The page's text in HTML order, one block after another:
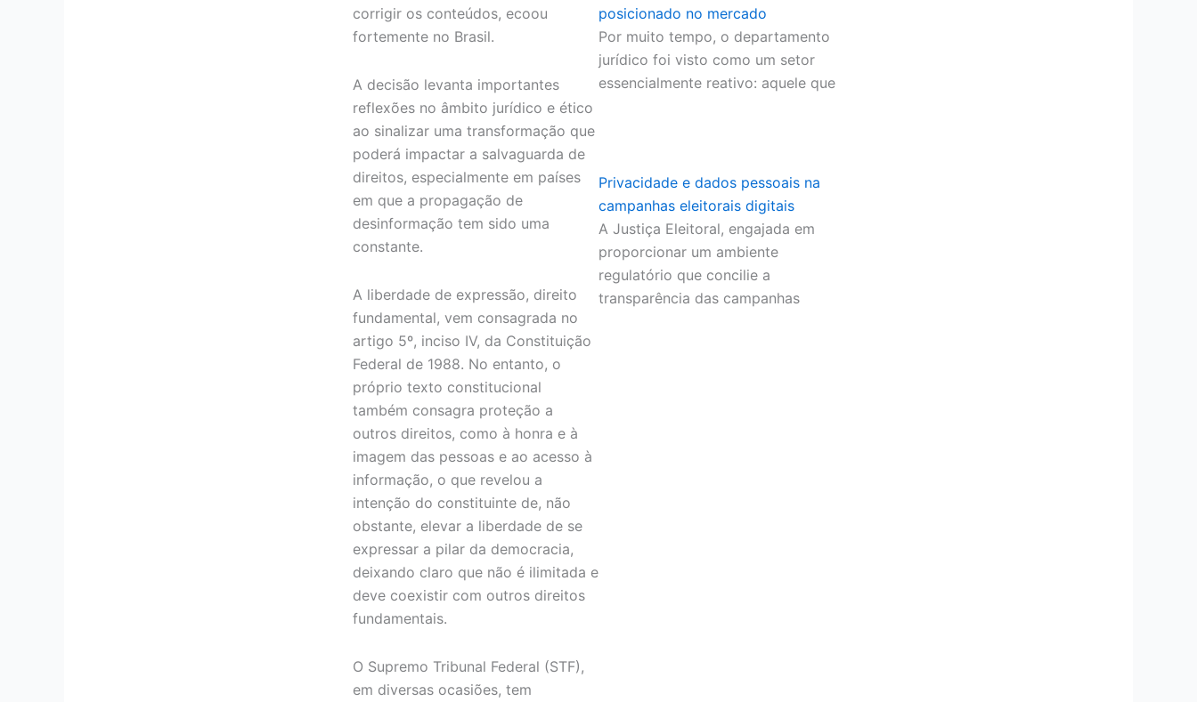
corrigir os conteúdos, ecoou
fortemente no Brasil.
A decisão levanta importantes
reflexões no âmbito jurídico e ético
ao sinalizar uma transformação que
poderá impactar a salvaguarda de
direitos, especialmente em países
em que a propagação de
desinformação tem sido uma
constante.
A liberdade de expressão, direito
fundamental, vem consagrada no
artigo 5º, inciso IV, da Constituição
Federal de 1988. No entanto, o
próprio texto constitucional
também consagra proteção a
outros direitos, como à honra e à
imagem das pessoas e ao acesso à
informação, o que revelou a
intenção do constituinte de, não
obstante, elevar a liberdade de se
expressar a pilar da democracia,
deixando claro que não é ilimitada e
deve coexistir com outros direitos
fundamentais.
O Supremo Tribunal Federal (STF),
em diversas ocasiões, tem
posicionado no mercado
Por muito tempo, o departamento
jurídico foi visto como um setor
essencialmente reativo: aquele que
Privacidade e dados pessoais na
campanhas eleitorais digitais
A Justiça Eleitoral, engajada em
proporcionar um ambiente
regulatório que concilie a
transparência das campanhas